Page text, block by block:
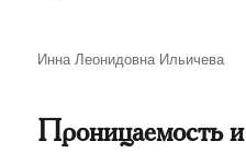
Автор
Инна Леонидовна Ильичева
Проницаемость и